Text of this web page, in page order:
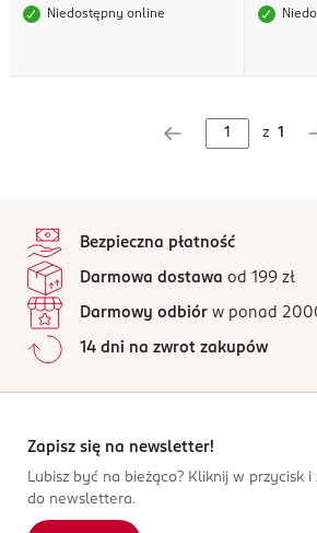
Niedostępny online
z 1
Bezpieczna płatność
Darmowa dostawa od 199 zł
Darmowy odbiór w ponad
14 dni na zwrot zakupów
Zapisz się na newsletter!
Lubisz być na bieżąco? Kliknij w przycisk i
do newslettera.